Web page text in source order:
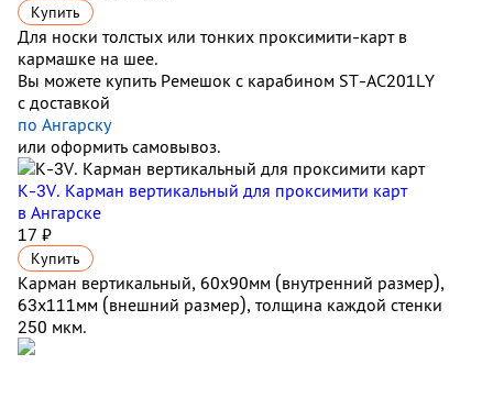
Купить
Для носки толстых или тонких проксимити-карт в
кармашке на шее.
Вы можете купить Ремешок с карабином ST-AC201LY
с доставкой
по Ангарску
или оформить самовывоз.
K-3V. Карман вертикальный для проксимити карт
в Ангарске
17 ₽
Купить
Карман вертикальный, 60x90мм (внутренний размер),
63х111мм (внешний размер), толщина каждой стенки
250 мкм.